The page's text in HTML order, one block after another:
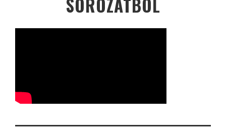
SOROZATBÓL